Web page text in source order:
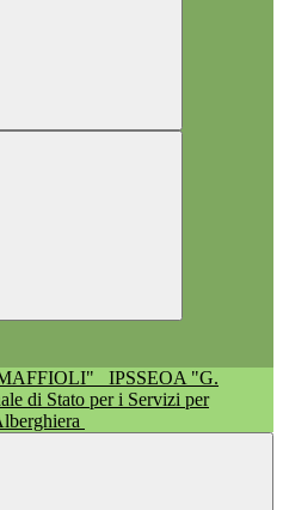
IPSSEOA "G.
di Stato per i Servizi per